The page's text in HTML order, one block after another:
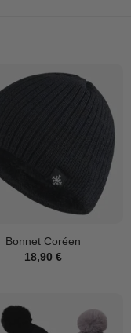
Bonnet Coréen
18,90 €